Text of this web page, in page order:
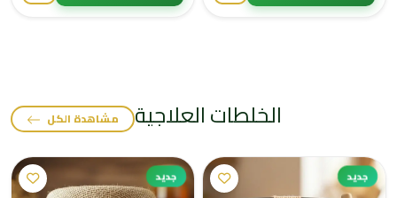
الخلطات العلاجية مشاهدة الكل
جديد جديد